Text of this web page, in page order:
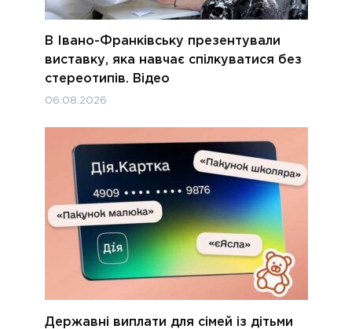
В Івано-Франківську презентували
виставку, яка навчає спілкуватися без
стереотипів. Відео
06.08.2026
Державні виплати для сімей із дітьми